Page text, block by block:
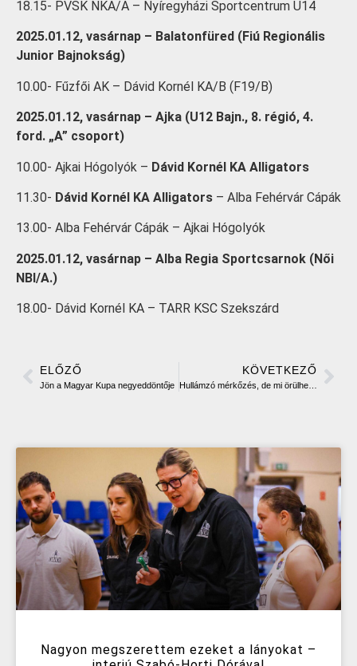
18.15- PVSK NKA/A – Nyíregyházi Sportcentrum U14
2025.01.12, vasárnap – Balatonfüred (Fiú Regionális
Junior Bajnokság)
10.00- Fűzfői AK – Dávid Kornél KA/B (F19/B)
2025.01.12, vasárnap – Ajka (U12 Bajn., 8. régió, 4.
ford. „A” csoport)
10.00- Ajkai Hógolyók – Dávid Kornél KA Alligators
11.30- Dávid Kornél KA Alligators – Alba Fehérvár Cápák
13.00- Alba Fehérvár Cápák – Ajkai Hógolyók
2025.01.12, vasárnap – Alba Regia Sportcsarnok (Női
NBI/A.)
18.00- Dávid Kornél KA – TARR KSC Szekszárd
ELŐZŐ
Jön a Magyar Kupa negyeddöntője
KÖVETKEZŐ
Hullámzó mérkőzés, de mi örülhettünk a végén Óbudán
Nagyon megszerettem ezeket a lányokat –